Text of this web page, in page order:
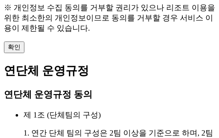
※ 개인정보 수집 동의를 거부할 권리가 있으나 리조트 이용을
위한 최소한의 개인정보이므로 동의를 거부할 경우 서비스 이
용이 제한될 수 있습니다.
확인
연단체 운영규정
연단체 운영규정 동의
제 1조 (단체팀의 구성)
1. 연간 단체 팀의 구성은 2팀 이상을 기준으로 하며, 2팀